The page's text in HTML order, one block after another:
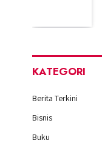
KATEGORI
Berita Terkini
Bisnis
Buku